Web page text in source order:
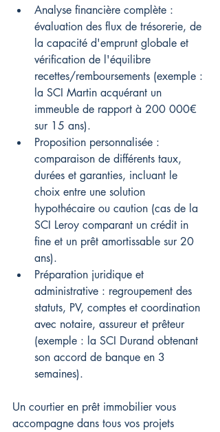
Analyse financière complète :
évaluation des flux de trésorerie, de
la capacité d'emprunt globale et
vérification de l'équilibre
recettes/remboursements (exemple :
la SCI Martin acquérant un
immeuble de rapport à 200 000€
sur 15 ans).
Proposition personnalisée :
comparaison de différents taux,
durées et garanties, incluant le
choix entre une solution
hypothécaire ou caution (cas de la
SCI Leroy comparant un crédit in
fine et un prêt amortissable sur 20
ans).
Préparation juridique et
administrative : regroupement des
statuts, PV, comptes et coordination
avec notaire, assureur et prêteur
(exemple : la SCI Durand obtenant
son accord de banque en 3
semaines).
Un courtier en prêt immobilier vous
accompagne dans tous vos projets